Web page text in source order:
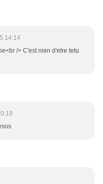
14:14
/> C'est nien d'etre tetu